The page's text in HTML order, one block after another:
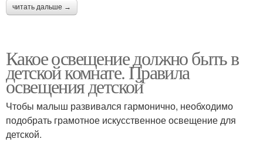
читать дальше →
Какое освещение должно быть в
детской комнате. Правила
освещения детской
Чтобы малыш развивался гармонично, необходимо
подобрать грамотное искусственное освещение для
детской.